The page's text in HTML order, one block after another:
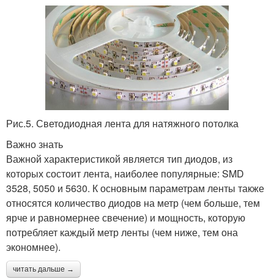
Рис.5. Светодиодная лента для натяжного потолка
Важно знать
Важной характеристикой является тип диодов, из
которых состоит лента, наиболее популярные: SMD
3528, 5050 и 5630. К основным параметрам ленты также
относятся количество диодов на метр (чем больше, тем
ярче и равномернее свечение) и мощность, которую
потребляет каждый метр ленты (чем ниже, тем она
экономнее).
читать дальше →